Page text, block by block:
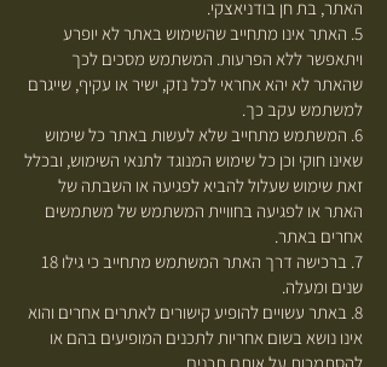
האתר, בת חן בודניאצקי.
5. האתר אינו מתחייב שהשימוש באתר לא יופרע
ויתאפשר ללא הפרעות. המשתמש מסכים לכך
שהאתר לא יהא אחראי לכל נזק, ישיר או עקיף, שייגרם
למשתמש עקב כך.
6. המשתמש מתחייב שלא לעשות באתר כל שימוש
שאינו חוקי וכן כל שימוש המנוגד לתנאי השימוש, ובכלל
זאת שימוש שעלול להביא לפגיעה או השבתה של
האתר או לפגיעה בחוויית המשתמש של משתמשים
אחרים באתר.
7. ברכישה דרך האתר המשתמש מתחייב כי גילו 18
שנים ומעלה.
8. באתר עשויים להופיע קישורים לאתרים אחרים והוא
אינו נושא בשום אחריות לתכנים המופיעים בהם או
להסתמכות על אותם תכנים.